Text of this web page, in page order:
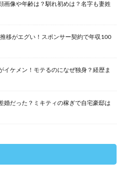
画像や年齢は？馴れ初めは？名字も妻姓
移がエグい！スポンサー契約で年収100
イケメン！モテるのになぜ独身？経歴ま
婚だった？ミキティの稼ぎで自宅豪邸は